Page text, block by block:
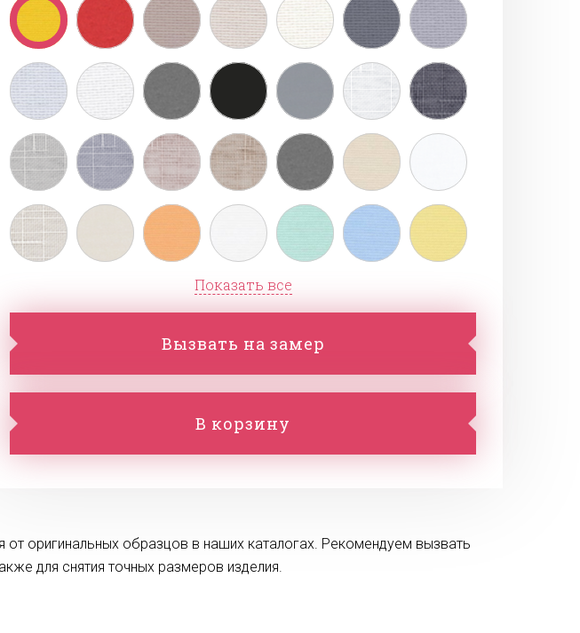
Показать все
Вызвать на замер
В корзину
оригинальных образцов в наших каталогах. Рекомендуем вызвать
для снятия точных размеров изделия.